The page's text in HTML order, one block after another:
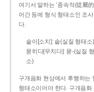
여기서 말하는 ‘종속적(從屬
어간 등에 형식 형태소인 조
다.
솥이[소치]: 솥(실질 형태
묻히다[무치다]: 묻­-(실질
소)
구개음화 현상에서 후행하는
형태소이어야 한다. 구개음